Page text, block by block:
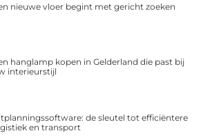
nieuwe vloer begint met gericht zoeken
hanglamp kopen in Gelderland die past bij
interieurstijl
de sleutel tot efficiëntere
en transport